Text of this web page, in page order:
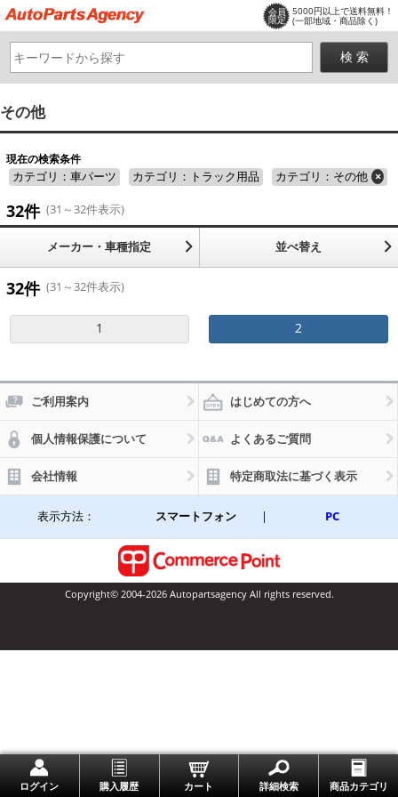
会員
限定
5000円以上で送料無料！
(一部地域・商品除く)
ログイン 購入履歴 カート 詳細検索 商品カテゴリ
その他
現在の検索条件
カテゴリ：車パーツ カテゴリ：トラック用品 カテゴリ：その他 ×
32件 (31～32件表示)
メーカー・車種指定 並べ替え
32件 (31～32件表示)
1 2
ご利用案内 はじめての方へ
個人情報保護について よくあるご質問
会社情報 特定商取法に基づく表示
表示方法： スマートフォン | PC
Copyright© 2004-2026 Autopartsagency All rights reserved.
一番上に戻る